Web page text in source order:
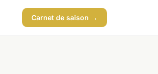
Carnet de saison →